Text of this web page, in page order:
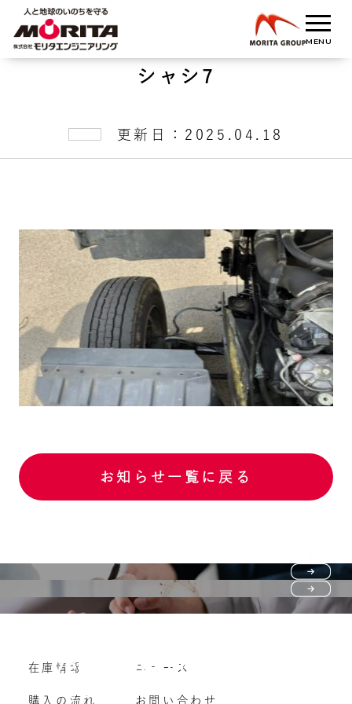
シャシ7
更新日：2025.04.18
お知らせ一覧に戻る
購入の流れ
よくいただくご質問
Vehicle purchase
車両買い取り
在庫情報
購入の流れ
ニュース
お問い合わせ